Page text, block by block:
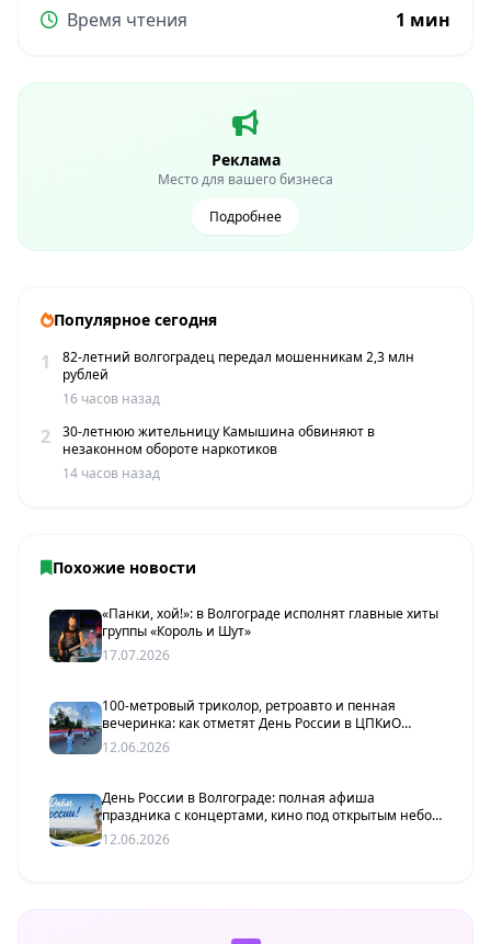
Время чтения
1 мин
Реклама
Место для вашего бизнеса
Подробнее
Популярное сегодня
1
82-летний волгоградец передал мошенникам 2,3 млн
рублей
16 часов назад
2
30-летнюю жительницу Камышина обвиняют в
незаконном обороте наркотиков
14 часов назад
Похожие новости
«Панки, хой!»: в Волгограде исполнят главные хиты
группы «Король и Шут»
17.07.2026
100-метровый триколор, ретроавто и пенная
вечеринка: как отметят День России в ЦПКиО
Волгограда
12.06.2026
День России в Волгограде: полная афиша
праздника с концертами, кино под открытым небом
и 100-метровым флагом
12.06.2026